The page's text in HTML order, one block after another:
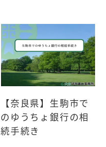
【奈良県】生駒市で
のゆうちょ銀行の相
続手続き